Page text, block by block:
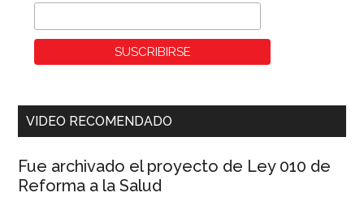
VIDEO RECOMENDADO
Fue archivado el proyecto de Ley 010 de
Reforma a la Salud